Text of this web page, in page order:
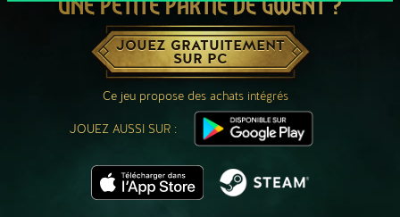
UNE PETITE PARTIE DE GWENT ?
JOUEZ GRATUITEMENT
SUR PC
Ce jeu propose des achats intégrés
JOUEZ AUSSI SUR :